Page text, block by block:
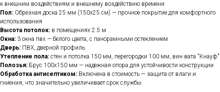
к внешним воздействиям и внешнему воздействию времени
Пол: Обрезная доска 25 мм (150x25 см) — прочное покрытие для комфортного
использования
Высота потолок: в помещениях 2.5 м
Окна: 3 окна пвх — белого цвета, с панорамными остеклением
Дверь: ПВХ, дверной профиль
Утепление пола: стен и потолка 150 мм, перегородки 100 мм, вин вата "Кнауф"
Полозья: Брус 100x150 мм — надежная опора для устойчивости конструкции
Обработка антисептиком: Включена в стоимость — защита от влаги и
гниения, что значительно увеличивает срок службы